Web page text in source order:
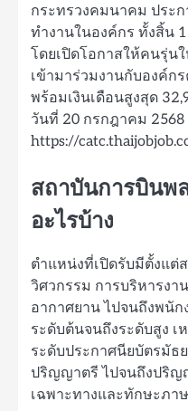
กระทรวงคมนาคม ประ
ทำงานในองค์กร ทั้งสิ้น
โดยเปิดโอกาสให้คนรุ่น
เข้ามาร่วมงานกับองค์ก
พร้อมเงินเดือนสูงสุด
วันที่ 20 กรกฎาคม 2568
https://
สถาบันการบินพ
อะไรบ้าง
ตำแหน่งที่เปิดรับมีตั้งแต่
วิศวกรรม การบริหารง
อากาศยาน ไปจนถึงพนั
ระดับต้นจนถึงระดับสูง
ระดับประกาศนียบัตรมั
ปริญญาตรี ไปจนถึงปริญ
เฉพาะทางและทักษะภ